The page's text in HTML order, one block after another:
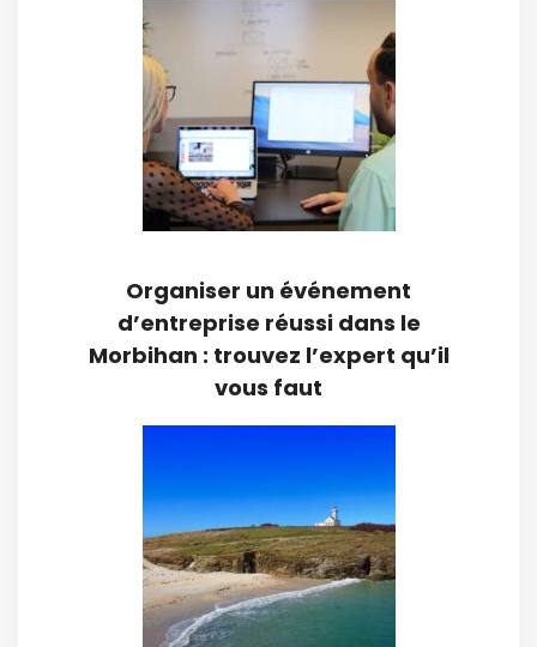
Organiser un événement
d’entreprise réussi dans le
Morbihan : trouvez l’expert qu’il
vous faut